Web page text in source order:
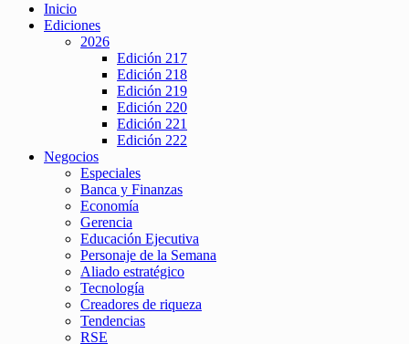
Inicio
Ediciones
2026
Edición 217
Edición 218
Edición 219
Edición 220
Edición 221
Edición 222
Negocios
Especiales
Banca y Finanzas
Economía
Gerencia
Educación Ejecutiva
Personaje de la Semana
Aliado estratégico
Tecnología
Creadores de riqueza
Tendencias
RSE